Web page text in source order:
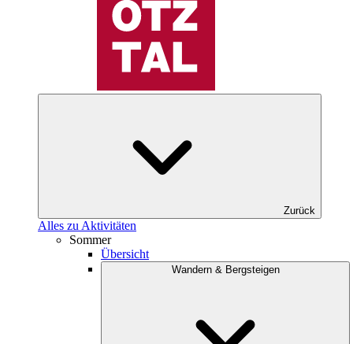
Zurück
Alles zu Aktivitäten
Sommer
Übersicht
Wandern & Bergsteigen